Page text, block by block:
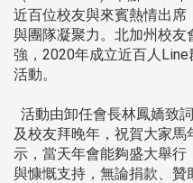
近百位校友與來賓熱情出
與團隊凝聚力。北加州校友
強，2020年成立近百人
活動。
活動由卸任會長林鳳嬌致
及校友拜晚年，祝賀大家
示，當天年會能夠盛大舉
與慷慨支持，無論捐款、